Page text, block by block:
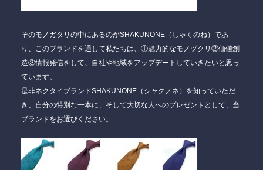
そのモノガタリの中にあるのがSHAKUNONE（しゃくのね）であ
り、このブランドを通して私たちは、 ①魅力的なモノヅクリ②価値創
造③情報発信をして、自社や地域をアップデートしていきたいと思っ
ています。
是非ネクタイブランドSHAKUNONE（シャクノネ）を知っていただ
き、自分の特別な一本に、そして大切な人へのプレゼントとして、当
ブランドをお選びください。